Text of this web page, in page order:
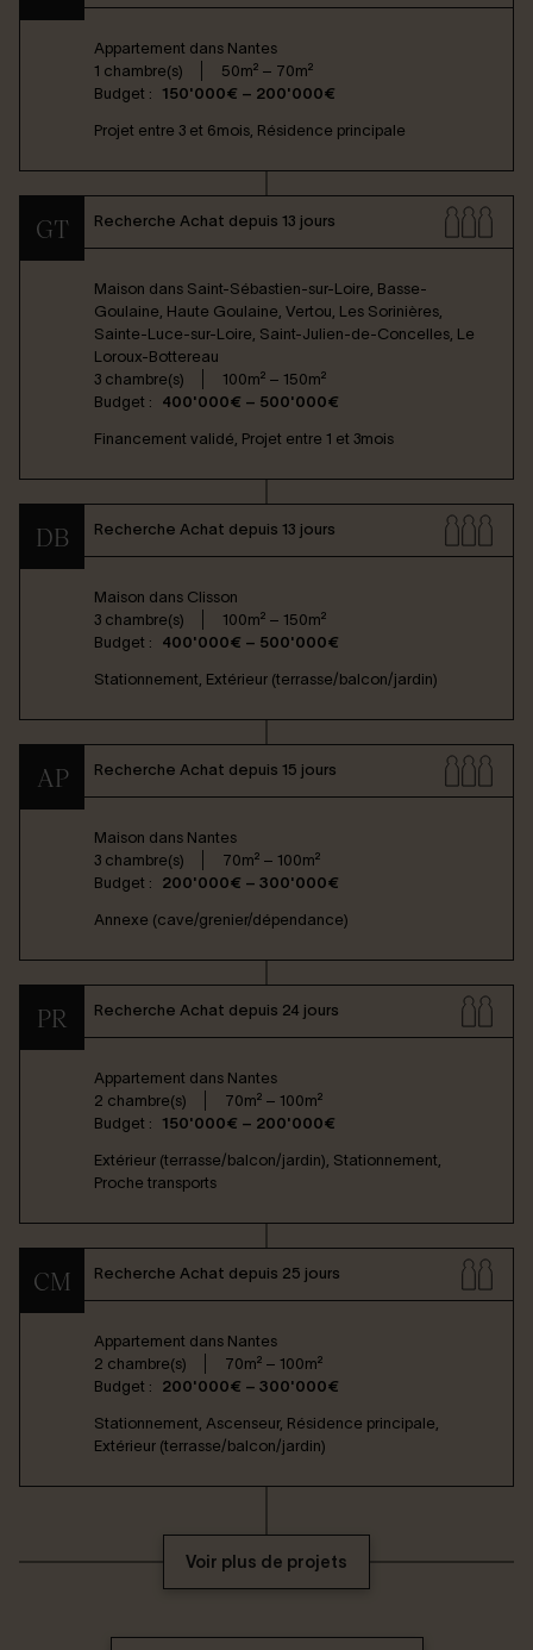
Appartement dans Nantes
1 chambre(s)
50m² – 70m²
Budget :
150'000€ – 200'000€
Projet entre 3 et 6mois, Résidence principale
GT Recherche Achat depuis 13 jours
Maison dans Saint-Sébastien-sur-Loire, Basse-
Goulaine, Haute Goulaine, Vertou, Les Sorinières,
Sainte-Luce-sur-Loire, Saint-Julien-de-Concelles, Le
Loroux-Bottereau
3 chambre(s)
100m² – 150m²
Budget :
400'000€ – 500'000€
Financement validé, Projet entre 1 et 3mois
DB Recherche Achat depuis 13 jours
Maison dans Clisson
3 chambre(s)
100m² – 150m²
Budget :
400'000€ – 500'000€
Stationnement, Extérieur (terrasse/balcon/jardin)
AP Recherche Achat depuis 15 jours
Maison dans Nantes
3 chambre(s)
70m² – 100m²
Budget :
200'000€ – 300'000€
Annexe (cave/grenier/dépendance)
PR Recherche Achat depuis 24 jours
Appartement dans Nantes
2 chambre(s)
70m² – 100m²
Budget :
150'000€ – 200'000€
Extérieur (terrasse/balcon/jardin), Stationnement,
Proche transports
CM Recherche Achat depuis 25 jours
Appartement dans Nantes
2 chambre(s)
70m² – 100m²
Budget :
200'000€ – 300'000€
Stationnement, Ascenseur, Résidence principale,
Extérieur (terrasse/balcon/jardin)
Voir plus de projets